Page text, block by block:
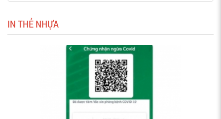
IN THẺ NHỰA